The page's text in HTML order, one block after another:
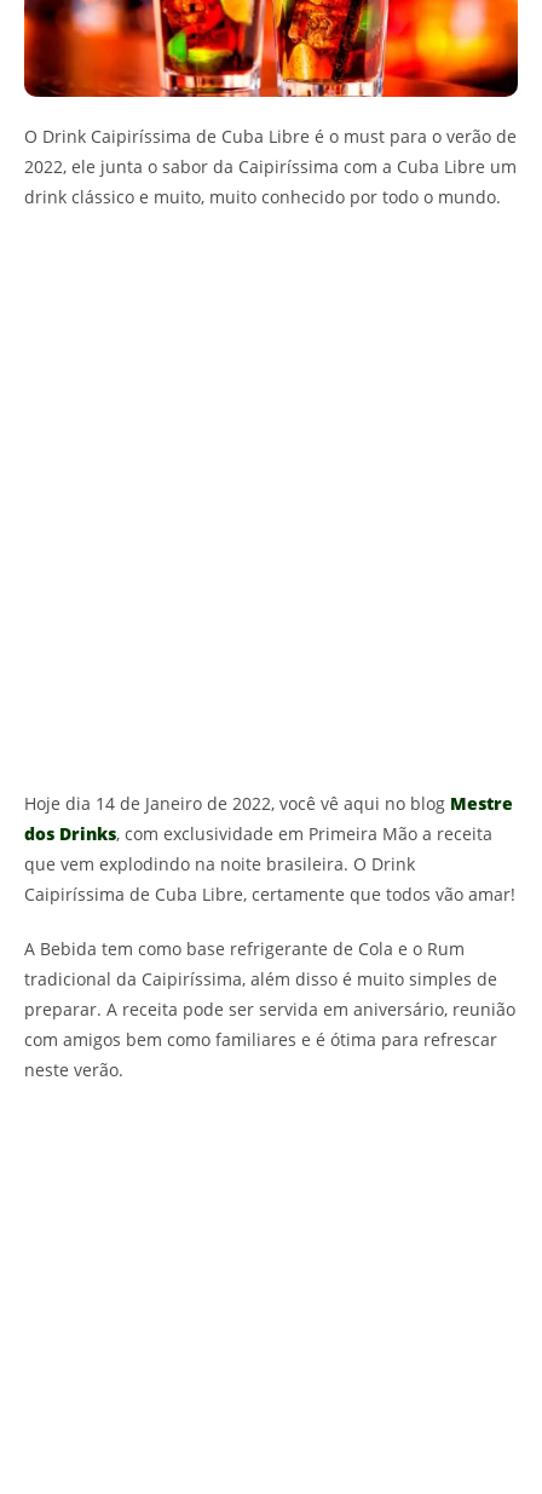
O Drink Caipiríssima de Cuba Libre é o must para o verão de
2022, ele junta o sabor da Caipiríssima com a Cuba Libre um
drink clássico e muito, muito conhecido por todo o mundo.
Hoje dia 14 de Janeiro de 2022, você vê aqui no blog Mestre
dos Drinks, com exclusividade em Primeira Mão a receita
que vem explodindo na noite brasileira. O Drink
Caipiríssima de Cuba Libre, certamente que todos vão amar!
A Bebida tem como base refrigerante de Cola e o Rum
tradicional da Caipiríssima, além disso é muito simples de
preparar. A receita pode ser servida em aniversário, reunião
com amigos bem como familiares e é ótima para refrescar
neste verão.